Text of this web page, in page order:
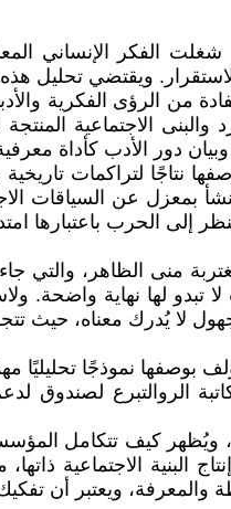
شغلت الفكر الإنساني
ويقتضي تحليل
من الرؤى الفكرية
والبنى
وبيان دور الأدب كأداة
نتاجًا لتراكمات
ينشأ بمعزل عن
إلى الحرب باعتبارها
المغتربة منى الظاهر،
لها نهاية واضحة.
لا يُدرك معناه، حيث
الروالتبرع لصندوق
ويُظهر كيف تتكامل
البنية الاجتماعية
ويعتبر أن